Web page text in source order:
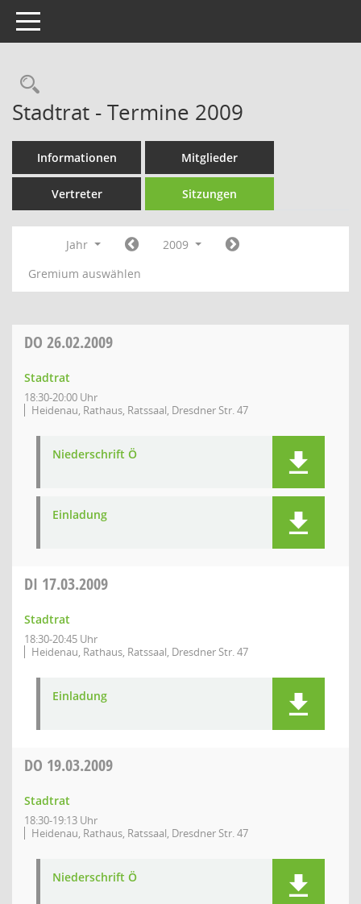
Toggle navigation
Rechercheauswahl
Stadtrat - Termine 2009
Informationen Mitglieder
Vertreter Sitzungen
Jahr
2009
Gremium auswählen
DO 26.02.2009
Stadtrat
18:30-20:00 Uhr
Heidenau, Rathaus, Ratssaal, Dresdner Str. 47
Niederschrift Ö
Einladung
DI 17.03.2009
Stadtrat
18:30-20:45 Uhr
Heidenau, Rathaus, Ratssaal, Dresdner Str. 47
Einladung
DO 19.03.2009
Stadtrat
18:30-19:13 Uhr
Heidenau, Rathaus, Ratssaal, Dresdner Str. 47
Niederschrift Ö